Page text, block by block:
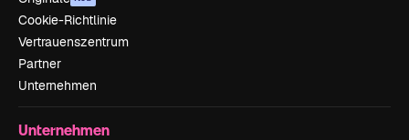
Cookie-Richtlinie
Vertrauenszentrum
Partner
Unternehmen
Unternehmen